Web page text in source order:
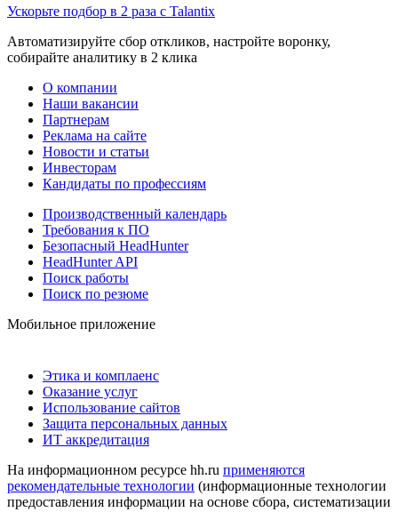
Ускорьте подбор в 2 раза с Talantix
Автоматизируйте сбор откликов, настройте воронку,
собирайте аналитику в 2 клика
О компании
Наши вакансии
Партнерам
Реклама на сайте
Новости и статьи
Инвесторам
Кандидаты по профессиям
Производственный календарь
Требования к ПО
Безопасный HeadHunter
HeadHunter API
Поиск работы
Поиск по резюме
Мобильное приложение
Этика и комплаенс
Оказание услуг
Использование сайтов
Защита персональных данных
ИТ аккредитация
На информационном ресурсе hh.ru применяются
рекомендательные технологии (информационные технологии
предоставления информации на основе сбора, систематизации